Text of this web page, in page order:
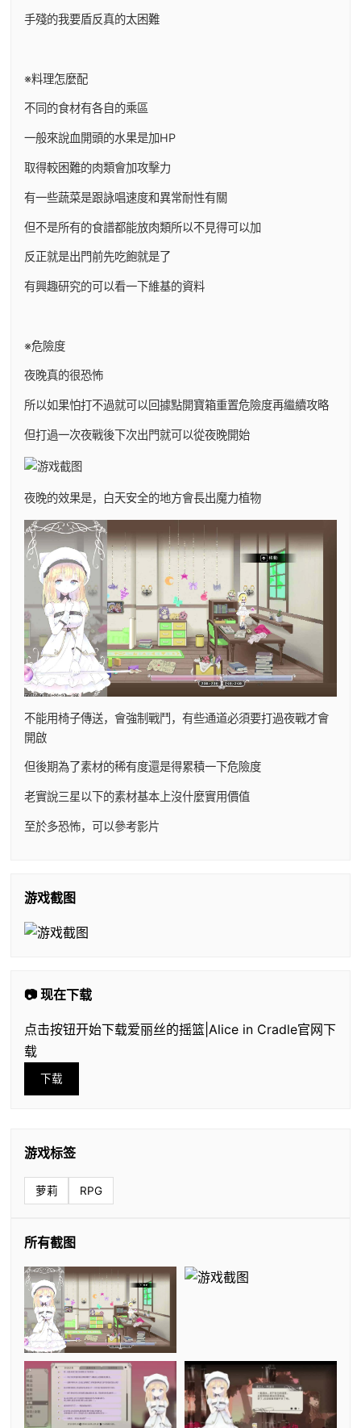
手殘的我要盾反真的太困難
※料理怎麼配
不同的食材有各自的乘區
一般來說血開頭的水果是加HP
取得較困難的肉類會加攻擊力
有一些蔬菜是跟詠唱速度和異常耐性有關
但不是所有的食譜都能放肉類所以不見得可以加
反正就是出門前先吃飽就是了
有興趣研究的可以看一下維基的資料
※危險度
夜晚真的很恐怖
所以如果怕打不過就可以回據點開寶箱重置危險度再繼續攻略
但打過一次夜戰後下次出門就可以從夜晚開始
夜晚的效果是，白天安全的地方會長出魔力植物
不能用椅子傳送，會強制戰鬥，有些通道必須要打過夜戰才會
開啟
但後期為了素材的稀有度還是得累積一下危險度
老實說三星以下的素材基本上沒什麼實用價值
至於多恐怖，可以參考影片
游戏截图
📷 现在下载
点击按钮开始下载爱丽丝的摇篮|Alice in Cradle官网下
载
下载
游戏标签
萝莉 RPG
所有截图